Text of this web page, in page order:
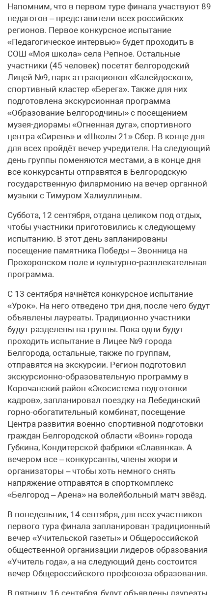
Напомним, что в первом туре финала участвуют 89
педагогов – представители всех российских
регионов. Первое конкурсное испытание
«Педагогическое интервью» будет проходить в
СОШ «Моя школа» села Репное. Остальные
участники (45 человек) посетят белгородский
Лицей №9, парк аттракционов «Калейдоскоп»,
спортивный кластер «Берега». Также для них
подготовлена экскурсионная программа
«Образование Белгородчины» с посещением
музея-диорамы «Огненная дуга», спортивного
центра «Сирень» и «Школы 21» Сбер. В конце дня
для всех пройдёт вечер учредителя. На следующий
день группы поменяются местами, а в конце дня
все конкурсанты отправятся в Белгородскую
государственную филармонию на вечер органной
музыки с Тимуром Халиуллиным.
Суббота, 12 сентября, отдана целиком под отдых,
чтобы участники приготовились к следующему
испытанию. В этот день запланированы
посещение памятника Победы – Звонница на
Прохоровском поле и культурно-развлекательная
программа.
С 13 сентября начнётся конкурсное испытание
«Урок». На него отведено три дня, после чего будут
объявлены лауреаты. Традиционно участники
будут разделены на группы. Пока одни будут
проходить испытание в Лицее №9 города
Белгорода, остальные, также по группам,
отправятся на экскурсии. Регион подготовил
экскурсионно-образовательную программу в
Корочанский район «Экосистема подготовки
кадров», запланировал поездку на Лебединский
горно-обогатительный комбинат, посещение
Центра развития военно-спортивной подготовки
граждан Белгородской области «Воин» города
Губкина, Кондитерской фабрики «Славянка». А
вечером все – конкурсанты, члены жюри и
организаторы – чтобы хоть немного снять
напряжение отправятся в спорткомплекс
«Белгород – Арена» на волейбольный матч звёзд.
В понедельник, 14 сентября, для всех участников
первого тура финала запланирован традиционный
вечер «Учительской газеты» и Общероссийской
общественной организации лидеров образования
«Учитель года», а на следующий день состоится
вечер Общероссийского профсоюза образования.
В пятницу, 16 сентября, будут объявлены лауреаты